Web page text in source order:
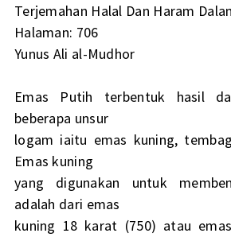
Terjemahan Halal Dan Haram
Halaman: 706
Yunus Ali al-Mudhor
Emas Putih terbentuk hasil
beberapa unsur
logam iaitu emas kuning,
Emas kuning
yang digunakan untuk
adalah dari emas
kuning 18 karat (750) atau